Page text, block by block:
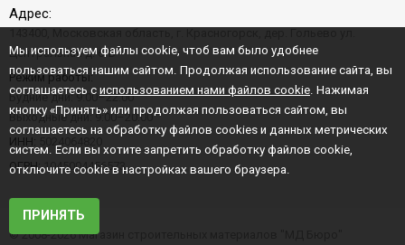
Адрес:
Центральная д. 6"Б"
Режим работы:
Будние дни: 9:00–22:00
Выходные дни: 9:00–20:00
ИНН:
ОГРН:1045004456573
© 2008-2026 Магазин строительных материалов "МД Бюро"
Мы используем файлы cookie, чтоб вам было удобнее
пользоваться нашим сайтом. Продолжая использование сайта, вы
соглашаетесь с использованием нами файлов cookie . Нажимая
кнопку «Принять» или продолжая пользоваться сайтом, вы
соглашаетесь на обработку файлов cookies и данных метрических
систем. Если вы хотите запретить обработку файлов cookie,
отключите cookie в настройках вашего браузера.
ПРИНЯТЬ